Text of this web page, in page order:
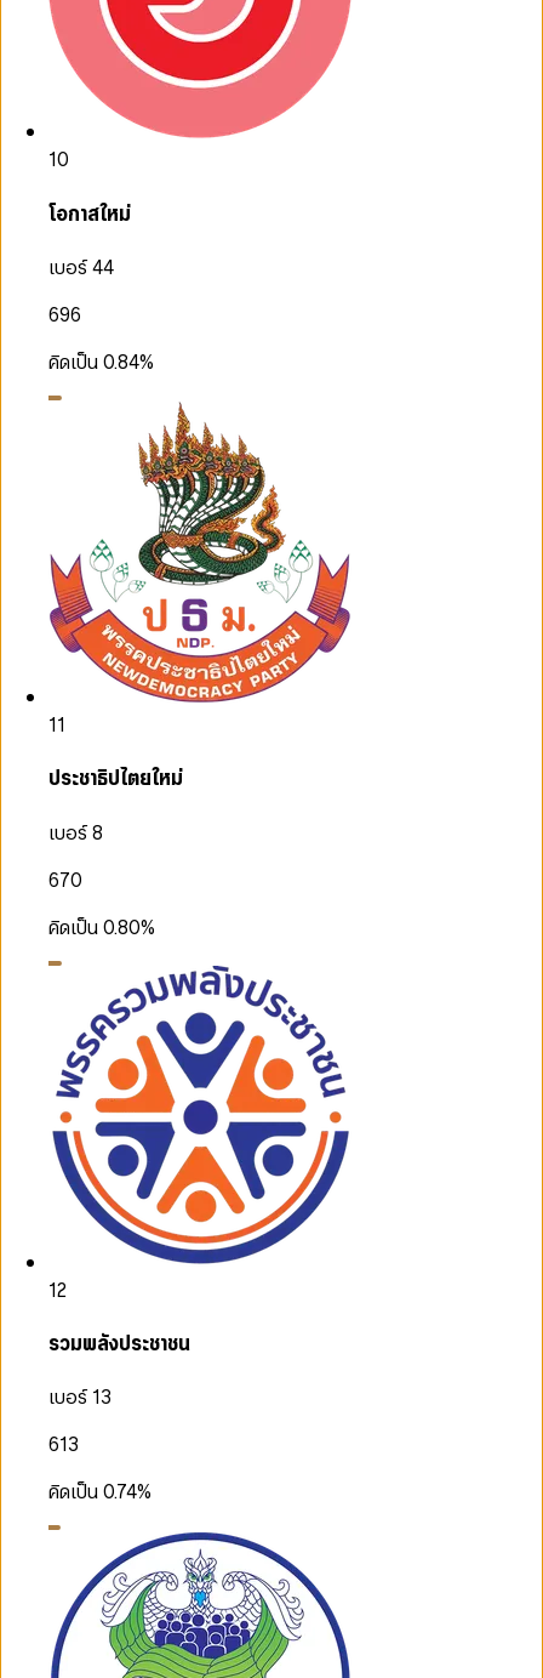
10
โอกาสใหม่
เบอร์ 44
696
คิดเป็น0.84%
11
ประชาธิปไตยใหม่
เบอร์ 8
670
คิดเป็น0.80%
12
รวมพลังประชาชน
เบอร์ 13
613
คิดเป็น0.74%